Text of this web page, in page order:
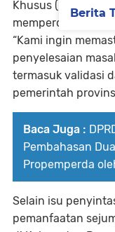
Khusus (Pansus)
mempercepat
“Kami ingin
penyelesaian
termasuk validasi
pemerintah
Baca Juga :
Pembahasan
Propemperda
Selain isu
pemanfaatan
Berita